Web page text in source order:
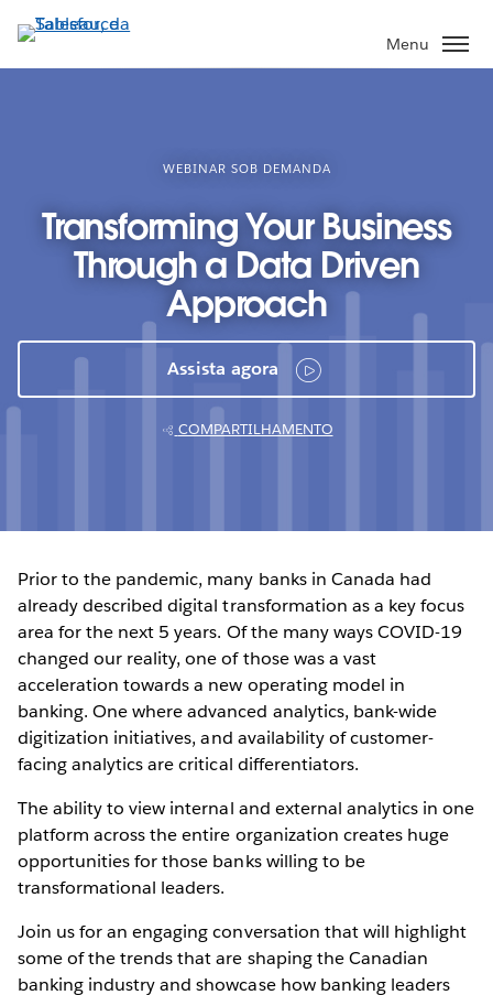
Pular
para
o
Menu
WEBINAR SOB DEMANDA
Transforming Your Business
Through a Data Driven
Approach
Assista agora
COMPARTILHAMENTO
Prior to the pandemic, many banks in Canada had
already described digital transformation as a key focus
area for the next 5 years. Of the many ways COVID-19
changed our reality, one of those was a vast
acceleration towards a new operating model in
banking. One where advanced analytics, bank-wide
digitization initiatives, and availability of customer-
facing analytics are critical differentiators.
The ability to view internal and external analytics in one
platform across the entire organization creates huge
opportunities for those banks willing to be
transformational leaders.
Join us for an engaging conversation that will highlight
some of the trends that are shaping the Canadian
banking industry and showcase how banking leaders